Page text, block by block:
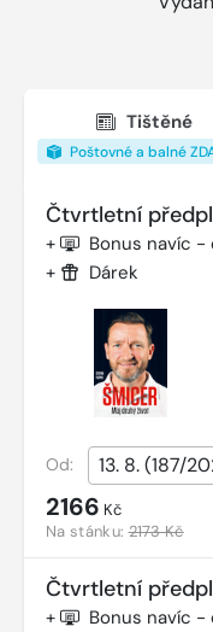
Tištěné
Poštovné a balné
Čtvrtletní
+ Bonus navíc -
+ Dárek
Od:
2166 Kč
Na stánku:2173 Kč
Čtvrtletní
+ Bonus navíc -